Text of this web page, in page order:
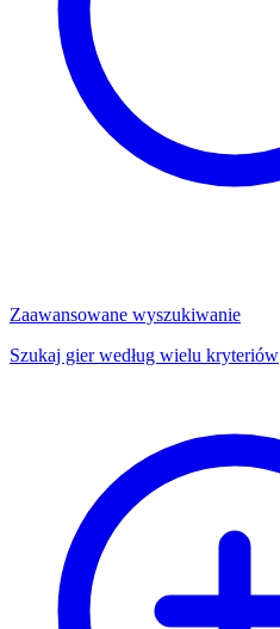
Zaawansowane wyszukiwanie
Szukaj gier według wielu kryteriów